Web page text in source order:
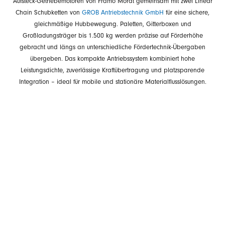
Aufsteck-Getriebemotoren von Framo Morat gemeinsam mit zwei Linear
Chain Schubketten von GROB Antriebstechnik GmbH für eine sichere,
gleichmäßige Hubbewegung. Paletten, Gitterboxen und
Großladungsträger bis 1.500 kg werden präzise auf Förderhöhe
gebracht und längs an unterschiedliche Fördertechnik-Übergaben
übergeben. Das kompakte Antriebssystem kombiniert hohe
Leistungsdichte, zuverlässige Kraftübertragung und platzsparende
Integration – ideal für mobile und stationäre Materialflusslösungen.